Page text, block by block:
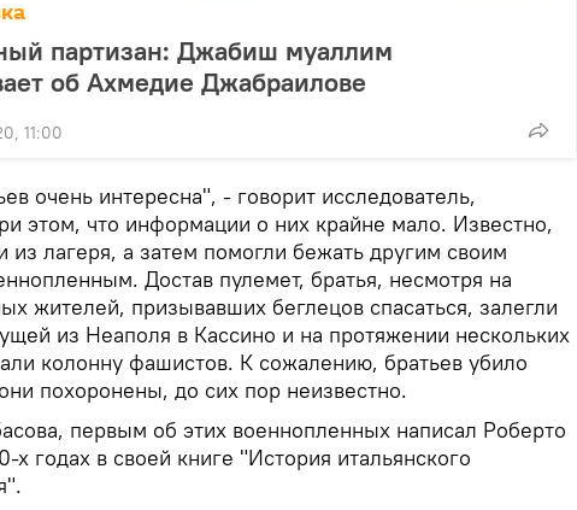
партизан: Джабиш муаллим
об Ахмедие Джабраилове
11:00
очень интересна", - говорит исследователь,
этом, что информации о них крайне мало. Известно,
из лагеря, а затем помогли бежать другим своим
Достав пулемет, братья, несмотря на
жителей, призывавших беглецов спасаться, залегли
из Неаполя в Кассино и на протяжении нескольких
колонну фашистов. К сожалению, братьев убило
похоронены, до сих пор неизвестно.
первым об этих военнопленных написал Роберто
х годах в своей книге "История итальянского